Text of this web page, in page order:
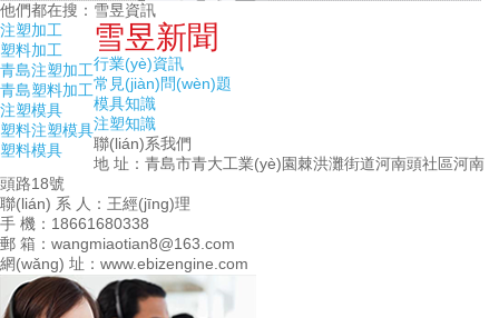
他們都在搜：
注塑加工
塑料加工
青島注塑加工
青島塑料加工
注塑模具
塑料注塑模具
塑料模具
雪昱資訊
雪昱新聞
行業(yè)資訊
常見(jiàn)問(wèn)題
模具知識
注塑知識
聯(lián)系我們
地 址：青島市青大工業(yè)園棘洪灘街道河南頭社區河南
頭路18號
聯(lián) 系 人：王經(jīng)理
手 機：18661680338
郵 箱：wangmiaotian8@163.com
網(wǎng) 址：www.ebizengine.com